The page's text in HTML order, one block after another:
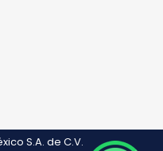
S.A. de C.V.